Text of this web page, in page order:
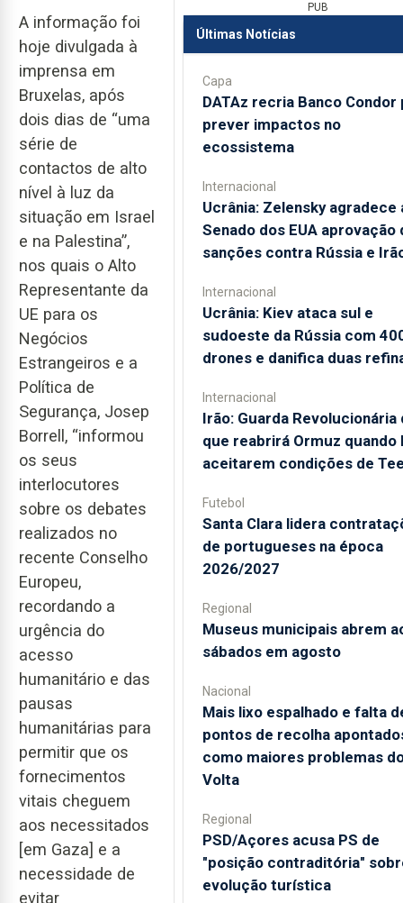
A informação foi
hoje divulgada à
imprensa em
Bruxelas, após
dois dias de “uma
série de
contactos de alto
nível à luz da
situação em Israel
e na Palestina”,
nos quais o Alto
Representante da
UE para os
Negócios
Estrangeiros e a
Política de
Segurança, Josep
Borrell, “informou
os seus
interlocutores
sobre os debates
realizados no
recente Conselho
Europeu,
recordando a
urgência do
acesso
humanitário e das
pausas
humanitárias para
permitir que os
fornecimentos
vitais cheguem
aos necessitados
[em Gaza] e a
necessidade de
evitar
PUB
Últimas Notícias
Capa
DATAz recria Banco Condor
prever impactos no
ecossistema
Internacional
Ucrânia: Zelensky agradece
Senado dos EUA aprovação
sanções contra Rússia e
Internacional
Ucrânia: Kiev ataca sul e
sudoeste da Rússia com
drones e danifica duas
Internacional
Irão: Guarda Revolucionária
que reabrirá Ormuz quando
aceitarem condições de
Futebol
Santa Clara lidera
de portugueses na época
2026/2027
Regional
Museus municipais abrem
sábados em agosto
Nacional
Mais lixo espalhado e falta
pontos de recolha
como maiores problemas
Volta
Regional
PSD/Açores acusa PS de
"posição contraditória"
evolução turística